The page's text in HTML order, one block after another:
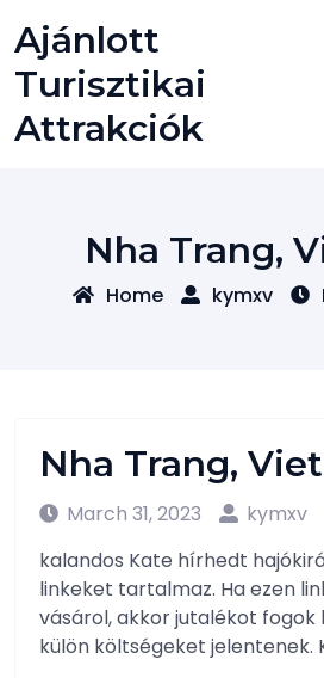
to
content
Ajánlott
Turisztikai
Attrakciók
Nha Trang,
Home kymxv
Nha Trang,
March 31, 2023
kymxv
kalandos Kate hírhedt
linkeket tartalmaz. Ha ezen
vásárol, akkor jutalékot fogok
külön költségeket jelentenek.